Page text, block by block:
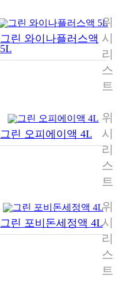
위
시
리
스
트
그린 와이나플러스액
5L
위
시
리
스
트
그린 오피에이액 4L
위
시
리
스
트
그린 포비돈세정액 4L